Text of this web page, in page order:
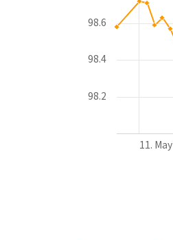
11. May
98.2
98.4
98.6